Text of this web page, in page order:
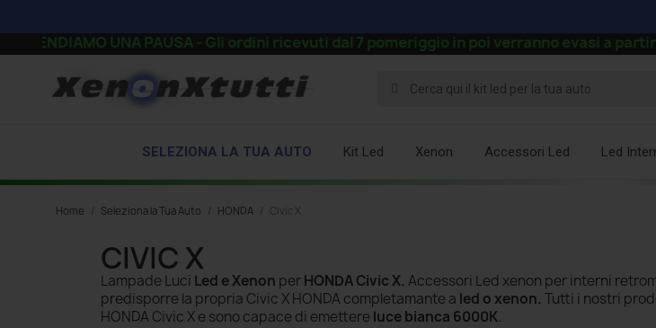
UNA PAUSA - Gli ordini ricevuti dal 7 pomeriggio in poi verranno evasi a partire
SELEZIONA LA TUA AUTO Kit Led Xenon Accessori Led Led
Home Seleziona la Tua Auto HONDA Civic X
CIVIC X
Lampade Luci Led e Xenon perHONDA Civic X. Accessori Led xenon per interni
predisporre la propria Civic X HONDA completamante a led o xenon. Tutti i nostri
HONDA Civic X e sono capace di emettere luce bianca 6000K.